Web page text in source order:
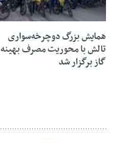
۱۵ دی ۱۴۰۴
همایش بزرگ دوچرخه‌سواری
تالش با محوریت مصرف بهینه
گاز برگزار شد